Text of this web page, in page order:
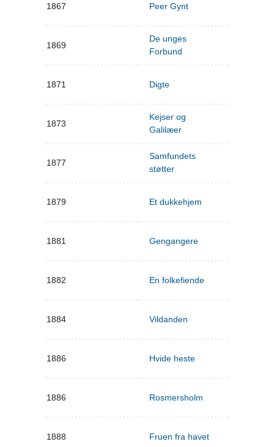
1867 Peer Gynt
1869
De unges
Forbund
1871 Digte
1873
Kejser og
Galilæer
1877
Samfundets
støtter
1879 Et dukkehjem
1881 Gengangere
1882 En folkefiende
1884 Vildanden
1886 Hvide heste
1886 Rosmersholm
1888 Fruen fra havet